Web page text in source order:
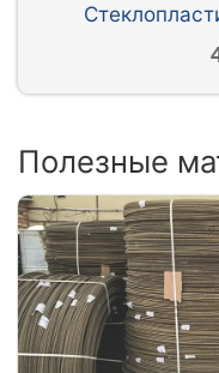
Полезные